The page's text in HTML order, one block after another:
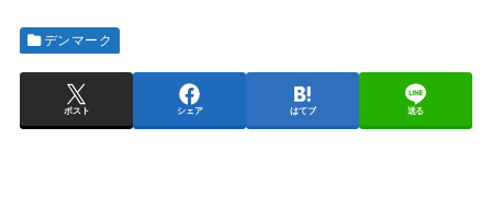
デンマーク
ポスト シェア はてブ 送る